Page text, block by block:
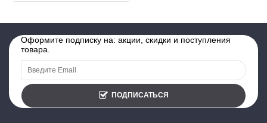
Оформите подписку на: акции, скидки и поступления
товара.
ПОДПИСАТЬСЯ